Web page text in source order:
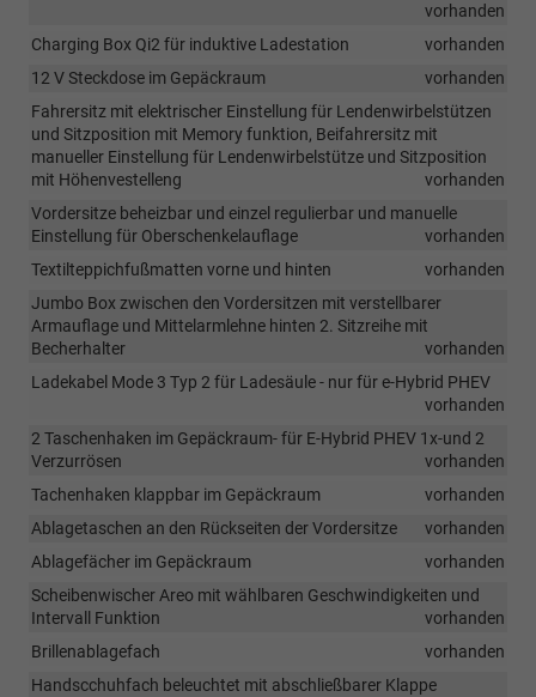
vorhanden
Charging Box Qi2 für induktive Ladestation
vorhanden
12 V Steckdose im Gepäckraum
vorhanden
Fahrersitz mit elektrischer Einstellung für Lendenwirbelstützen
und Sitzposition mit Memory funktion, Beifahrersitz mit
manueller Einstellung für Lendenwirbelstütze und Sitzposition
mit Höhenvestelleng
vorhanden
Vordersitze beheizbar und einzel regulierbar und manuelle
Einstellung für Oberschenkelauflage
vorhanden
Textilteppichfußmatten vorne und hinten
vorhanden
Jumbo Box zwischen den Vordersitzen mit verstellbarer
Armauflage und Mittelarmlehne hinten 2. Sitzreihe mit
Becherhalter
vorhanden
Ladekabel Mode 3 Typ 2 für Ladesäule - nur für e-Hybrid PHEV
vorhanden
2 Taschenhaken im Gepäckraum- für E-Hybrid PHEV 1x-und 2
Verzurrösen
vorhanden
Tachenhaken klappbar im Gepäckraum
vorhanden
Ablagetaschen an den Rückseiten der Vordersitze
vorhanden
Ablagefächer im Gepäckraum
vorhanden
Scheibenwischer Areo mit wählbaren Geschwindigkeiten und
Intervall Funktion
vorhanden
Brillenablagefach
vorhanden
Handscchuhfach beleuchtet mit abschließbarer Klappe